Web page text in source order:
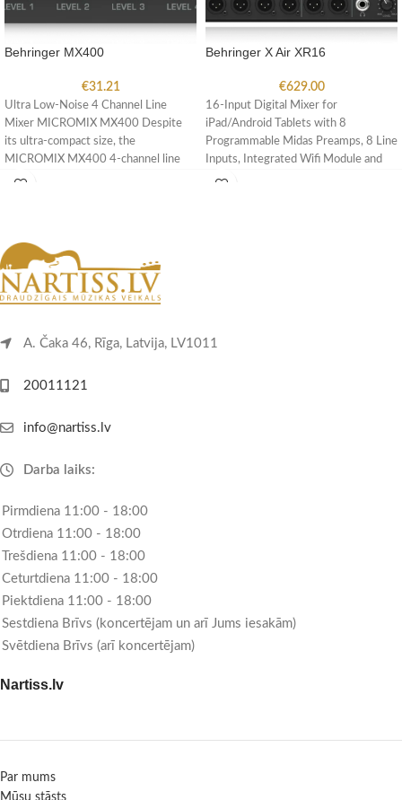
Behringer MX400
€31.21
Ultra Low-Noise 4 Channel Line
Mixer MICROMIX MX400 Despite
its ultra-compact size, the
MICROMIX MX400 4-channel line
mixer is really
Behringer X Air XR16
€629.00
16-Input Digital Mixer for
iPad/Android Tablets with 8
Programmable Midas Preamps, 8 Line
Inputs, Integrated Wifi Module and
USB Stereo
A. Čaka 46, Rīga, Latvija, LV1011
20011121
info@nartiss.lv
Darba laiks:
Pirmdiena 11:00 - 18:00
Otrdiena 11:00 - 18:00
Trešdiena 11:00 - 18:00
Ceturtdiena 11:00 - 18:00
Piektdiena 11:00 - 18:00
Sestdiena Brīvs (koncertējam un arī Jums iesakām)
Svētdiena Brīvs (arī koncertējam)
Nartiss.lv
Par mums